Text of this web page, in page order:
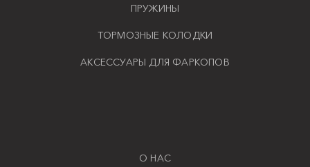
ПРУЖИНЫ
ТОРМОЗНЫЕ КОЛОДКИ
АКСЕССУАРЫ ДЛЯ ФАРКОПОВ
О НАС